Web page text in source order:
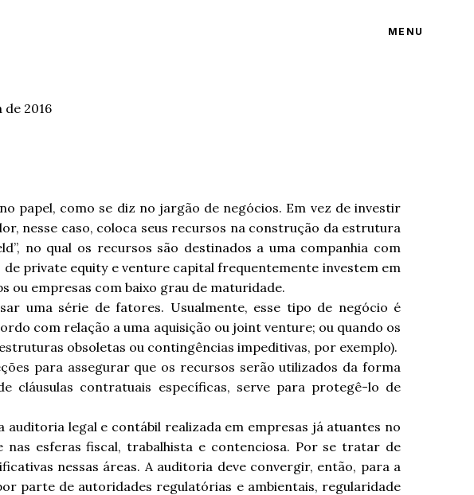
MENU
2016
papel, como se diz no jargão de negócios. Em vez de investir
nesse caso, coloca seus recursos na construção da estrutura
no qual os recursos são destinados a uma companhia com
private equity e venture capital frequentemente investem em
empresas com baixo grau de maturidade.
uma série de fatores. Usualmente, esse tipo de negócio é
com relação a uma aquisição ou joint venture; ou quando os
obsoletas ou contingências impeditivas, por exemplo).
para assegurar que os recursos serão utilizados da forma
cláusulas contratuais específicas, serve para protegê-lo de
legal e contábil realizada em empresas já atuantes no
nas esferas fiscal, trabalhista e contenciosa. Por se tratar de
nessas áreas. A auditoria deve convergir, então, para a
parte de autoridades regulatórias e ambientais, regularidade